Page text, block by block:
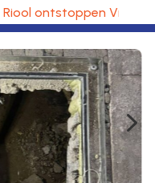
Riool ontstoppen
5